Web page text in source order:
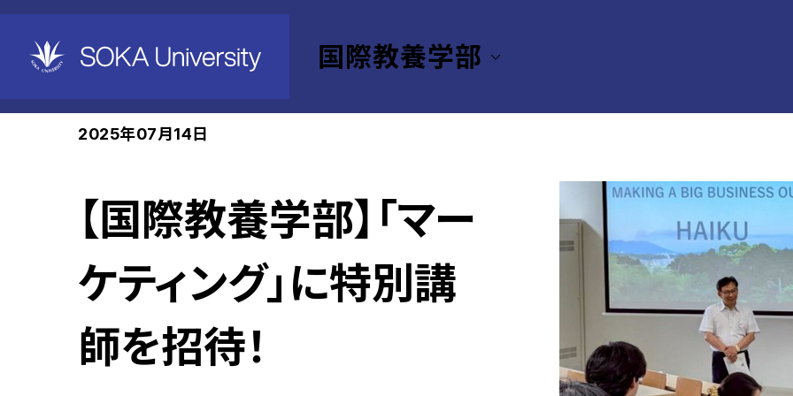
国際教養学部
ホーム 国際教養学部
2025年07月14日
【国際教養学部】「マー
ケティング」に特別講
師を招待！